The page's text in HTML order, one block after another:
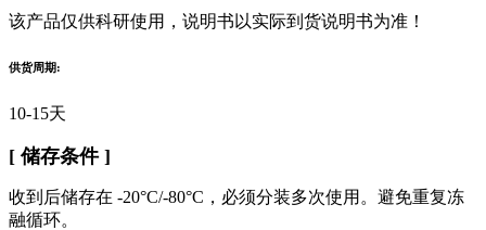
该产品仅供科研使用，说明书以实际到货说明书为准！
供货周期:
10-15天
[ 储存条件 ]
收到后储存在 -20°C/-80°C，必须分装多次使用。避免重复冻
融循环。